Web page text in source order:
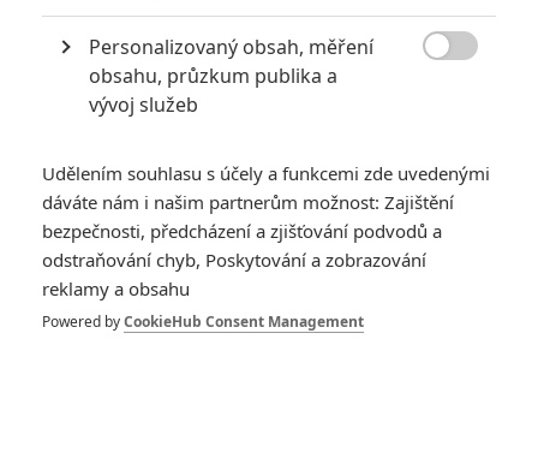
Personalizovaný obsah, měření
obsahu, průzkum publika a
vývoj služeb
Udělením souhlasu s účely a funkcemi zde uvedenými
dáváte nám i našim partnerům možnost: Zajištění
bezpečnosti, předcházení a zjišťování podvodů a
odstraňování chyb, Poskytování a zobrazování
reklamy a obsahu
Powered byCookieHub Consent Management